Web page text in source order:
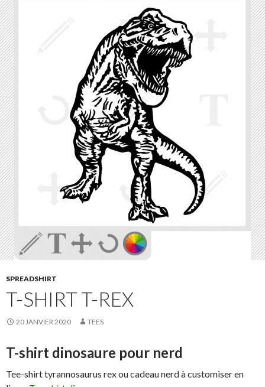
SPREADSHIRT
T-SHIRT T-REX
20 JANVIER 2020 TEES
T-shirt dinosaure pour nerd
Tee-shirt tyrannosaurus rex ou cadeau nerd à customiser en